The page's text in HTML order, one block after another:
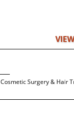
Surgery & Hair